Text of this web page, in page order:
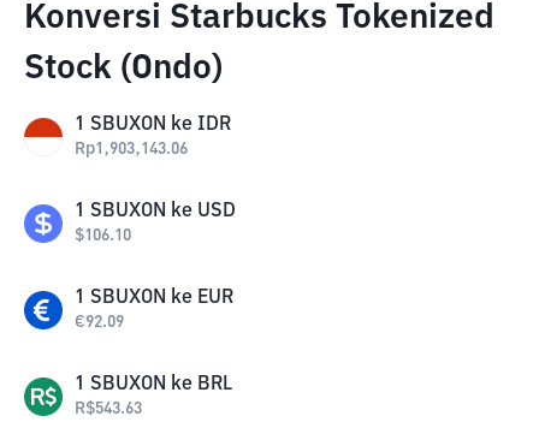
Konversi Starbucks Tokenized
Stock (Ondo)
1 SBUXON ke IDR
Rp1,903,143.06
1 SBUXON ke USD
$106.10
1 SBUXON ke EUR
€92.09
1 SBUXON ke BRL
R$543.63